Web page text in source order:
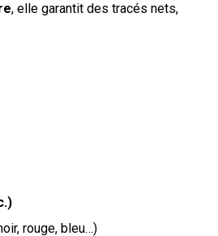
, elle garantit des tracés nets,
rouge, bleu…)